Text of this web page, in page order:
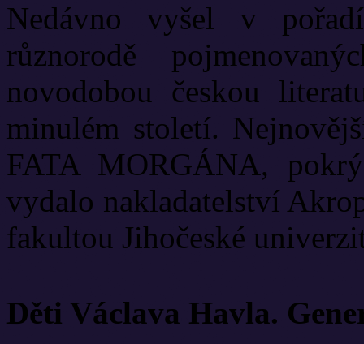
Nedávno vyšel v
různorodě
novodobou českou
minulém století.
FATA MORGÁNA,
vydalo nakladatelství
fakultou Jihočeské
Děti Václava Havla.